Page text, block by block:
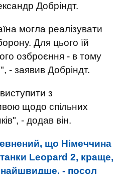
Добріндт.
могла реалізувати
Для цього їй
озброєння - в тому
- заявив Добріндт.
з
щодо спільних
- додав він.
що Німеччина
танки Leopard 2, краще,
- посол